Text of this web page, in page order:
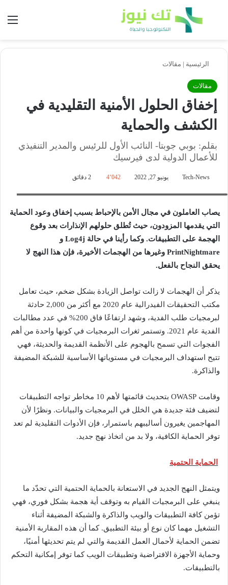
بحث عن
الرئيسية | مقالات
مقالات
إخفاق الحلول الأمنية التقليدية في
الكشف والحماية
بقلم: بوبي جوبتا- النائب الأول للرئيس والمدير التنفيذي
للأعمال الدولية لدى فيرسيك
Tech-News يونيو 27, 2022 4٬042
يصاب العاملون في مجال الأمن بالإحباط بسبب إخفاق وعود الحماية
التي يقدمها المزودون، حيث تُطلق حلولهم الإنذارات بعد وقوع
الهجمة على التطبيقات. وكما رأينا في حالة Log4j و
PrintNightmare وغيرها من الهجمات الأخيرة، فإن هذا النهج لا
يحقق النجاح بالفعل.
يذكر أن الهجمات لا زالت تواصل الزيادة بشكل ضخم، حيث تعامل
مكتب التحقيقات الفيدرالية عام 2020 مع أكثر من 2,000 حادثة
لبرمجيات طلب الفدية، وشهد ارتفاعًا فاق 200% في عدد مطالبات
الفدية عام 2021. وتستمر ثغرات البرمجيات في كونها واحدة من أهم
الفجوات التي تسمح بالهجوم على الأنظمة القديمة والحديثة، فهي
تتيح استهداف البرمجيات في مستوياتها الأساسية للشبكة المضيفة
والذاكرة.
وقامت OWASP بتحديث قائمتها لأهم 10 مخاطر تواجه التطبيقات
لتضيف فئة جديدة هي الخلل في البرمجيات والبيانات. ونظرًا لأن
المهاجمين يغيرون أساليبهم باستمرار، فإن الأدوات التقليدية لم تعد
توفر الحماية الكافية، ولا بد من اتخاذ نهج جديد.
الحماية الحتمية
ويتمثل النهج الجديد في الاستعانة بالحماية الحتمية التي تحدّد ما
ينبغي على البرمجيات القيام به وتوقف أية هجمة بشكل فوري، فهي
تؤمن كافة التطبيقات والويب والذاكرة والشبكة المضيفة أثناء
التشغيل مهما كان نوع أو بيئة التطبيق. كما أن هذه المقاربة الأمنية
تضمن الحماية لأحمال العمل القديمة والتي لم يتم تحديثها أمنيًا،
وحماية الأجهزة الافتراضية وتطبيقات الويب كما توفر إمكانية التحكم
بالتطبيقات.